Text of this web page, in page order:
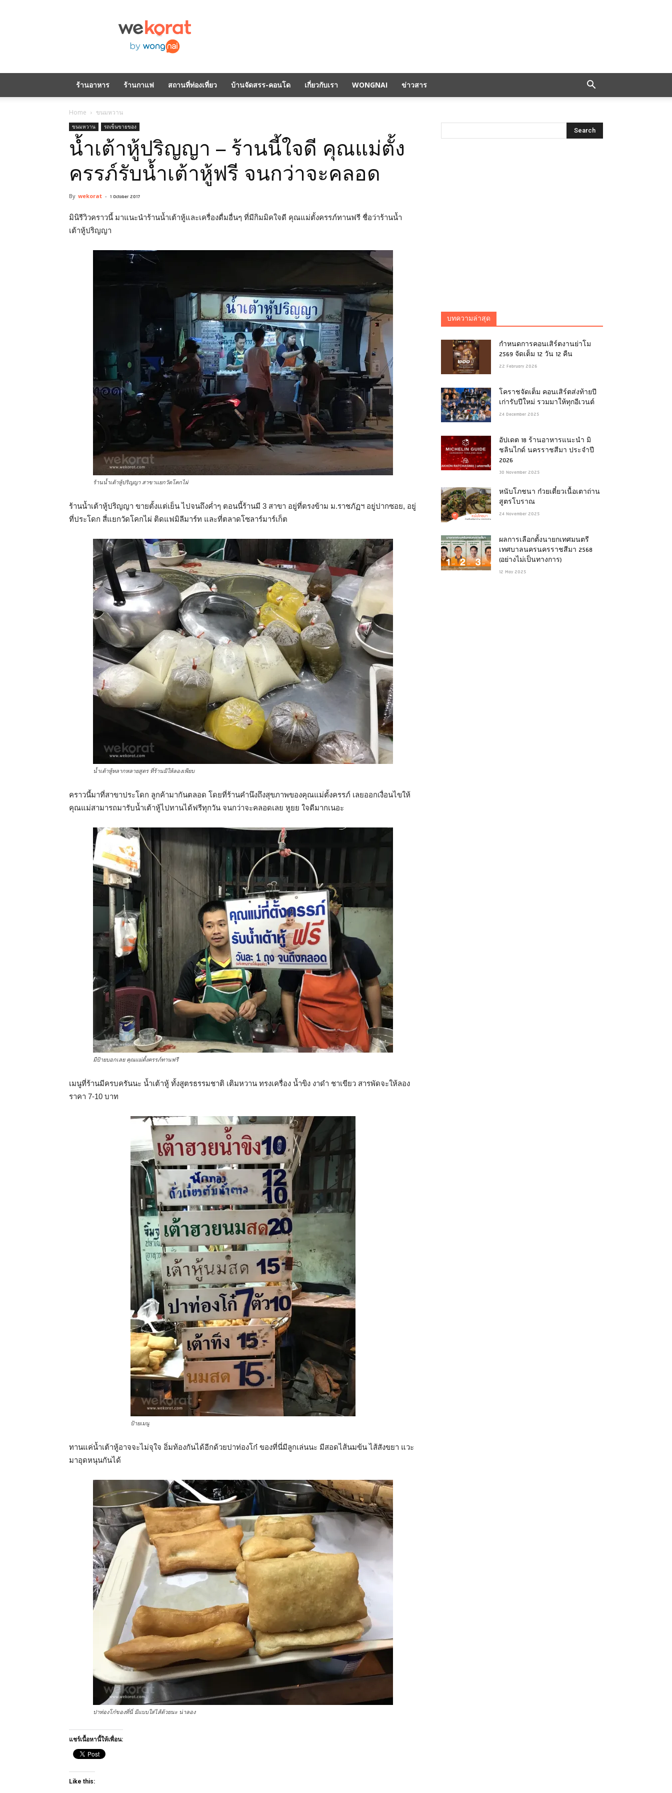
ร้านอาหาร ร้านกาแฟ สถานที่ท่องเที่ยว บ้านจัดสรร-คอนโด เกี่ยวกับเรา WONGNAI ข่าวสาร
Home ขนมหวาน
ขนมหวาน รถเข็นขายของ
น้ำเต้าหู้ปริญญา – ร้านนี้ใจดี คุณแม่ตั้ง
ครรภ์รับน้ำเต้าหู้ฟรี จนกว่าจะคลอด
By wekorat - 1 October 2017
มินิรีวิวคราวนี้ มาแนะนำร้านน้ำเต้าหู้และเครื่องดื่มอื่นๆ ที่มีกิมมิคใจดี คุณแม่ตั้งครรภ์ทานฟรี ชื่อว่าร้านน้ำ
เต้าหู้ปริญญา
ร้านน้ำเต้าหู้ปริญญา สาขาแยกวัดโคกไผ่
ร้านน้ำเต้าหู้ปริญญา ขายตั้งแต่เย็น ไปจนถึงค่ำๆ ตอนนี้ร้านมี 3 สาขา อยู่ที่ตรงข้าม ม.ราชภัฏฯ อยู่ปากซอย, อยู่
ที่ประโดก สี่แยกวัดโคกไผ่ ติดแฟมิลีมาร์ท และที่ตลาดโซลาร์มาร์เก็ต
น้ำเต้าหู้หลากหลายสูตร ที่ร้านมีให้ลองเพียบ
คราวนี้มาที่สาขาประโดก ลูกค้ามากันตลอด โดยที่ร้านคำนึงถึงสุขภาพของคุณแม่ตั้งครรภ์ เลยออกเงื่อนไขให้
คุณแม่สามารถมารับน้ำเต้าหู้ไปทานได้ฟรีทุกวัน จนกว่าจะคลอดเลย หูยย ใจดีมากเนอะ
มีป้ายบอกเลย คุณแม่ตั้งครรภ์ทานฟรี
เมนูที่ร้านมีครบครันนะ น้ำเต้าหู้ ทั้งสูตรธรรมชาติ เติมหวาน ทรงเครื่อง น้ำขิง งาดำ ชาเขียว สารพัดจะให้ลอง
ราคา 7-10 บาท
ป้ายเมนู
ทานแค่น้ำเต้าหู้อาจจะไม่จุใจ อิ่มท้องกันได้อีกด้วยปาท่องโก๋ ของที่นี่มีลูกเล่นนะ มีสอดไส้นมข้น ไส้สังขยา แวะ
มาอุดหนุนกันได้
ปาท่องโก๋ของที่นี่ มีแบบใส่ไส้ด้วยนะ น่าลอง
แชร์เนื้อหานี้ให้เพื่อน:
Like this:
บทความล่าสุด
กำหนดการคอนเสิร์ตงานย่าโม
2569 จัดเต็ม 12 วัน 12 คืน
22 February 2026
โคราชจัดเต็ม คอนเสิร์ตส่งท้ายปี
เก่ารับปีใหม่ รวมมาให้ทุกอีเวนต์
24 December 2025
อัปเดต 18 ร้านอาหารแนะนำ มิ
ชลินไกด์ นครราชสีมา ประจำปี
2026
30 November 2025
หนับโภชนา ก๋วยเตี๋ยวเนื้อเตาถ่าน
สูตรโบราณ
24 November 2025
ผลการเลือกตั้งนายกเทศมนตรี
เทศบาลนครนครราชสีมา 2568
(อย่างไม่เป็นทางการ)
12 May 2025